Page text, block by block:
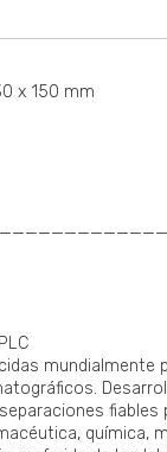
x 150 mm
mundialmente
química,